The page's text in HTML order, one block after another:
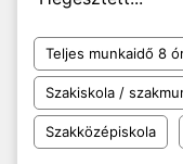
Teljes munkaidő 8
Szakiskola /
Szakközépiskola